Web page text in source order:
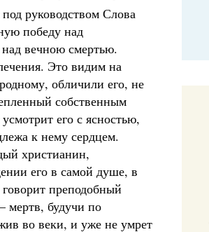
руководством Слова
победу над
вечною смертью.
Это видим на
обличили его, не
собственным
его с ясностью,
к нему сердцем.
христианин,
его в самой душе, в
преподобный
мертв, будучи по
во веки, и уже не умрет